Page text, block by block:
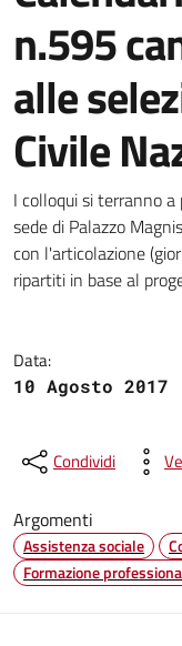
n.595
alle
Civile
Dettagli
I colloqui si terranno
sede di Palazzo
con l'articolazione
ripartiti in base al
Data:
10 Agosto 2017
Condividi
Argomenti
Assistenza sociale
Formazione